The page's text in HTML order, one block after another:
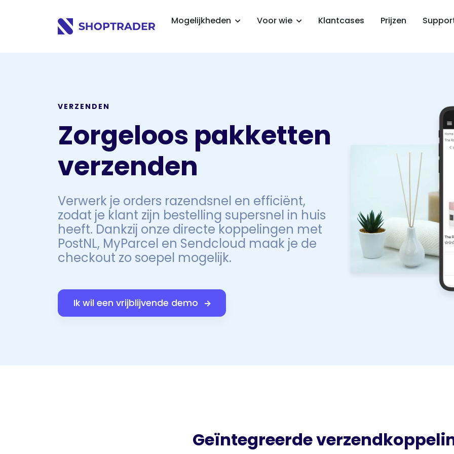
Mogelijkheden Voor wie Klantcases Prijzen
VERZENDEN
Zorgeloos pakketten
verzenden
Verwerk je orders razendsnel en efficiënt,
zodat je klant zijn bestelling supersnel in huis
heeft. Dankzij onze directe koppelingen met
PostNL, MyParcel en Sendcloud maak je de
checkout zo soepel mogelijk.
Ik wil een vrijblijvende demo
Geïntegreerde